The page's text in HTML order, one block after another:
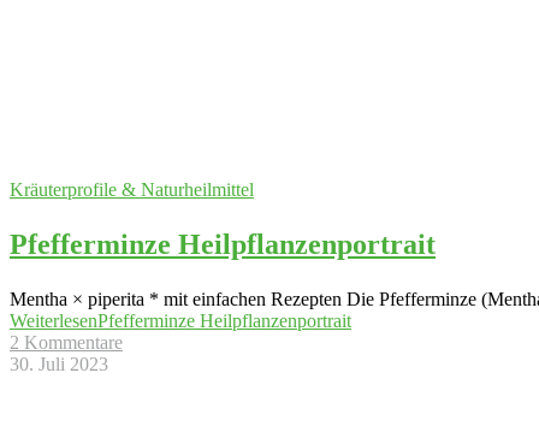
Kräuterprofile & Naturheilmittel
Pfefferminze Heilpflanzenportrait
Mentha × piperita * mit einfachen Rezepten Die Pfefferminze
WeiterlesenPfefferminze Heilpflanzenportrait
2 Kommentare
30. Juli 2023